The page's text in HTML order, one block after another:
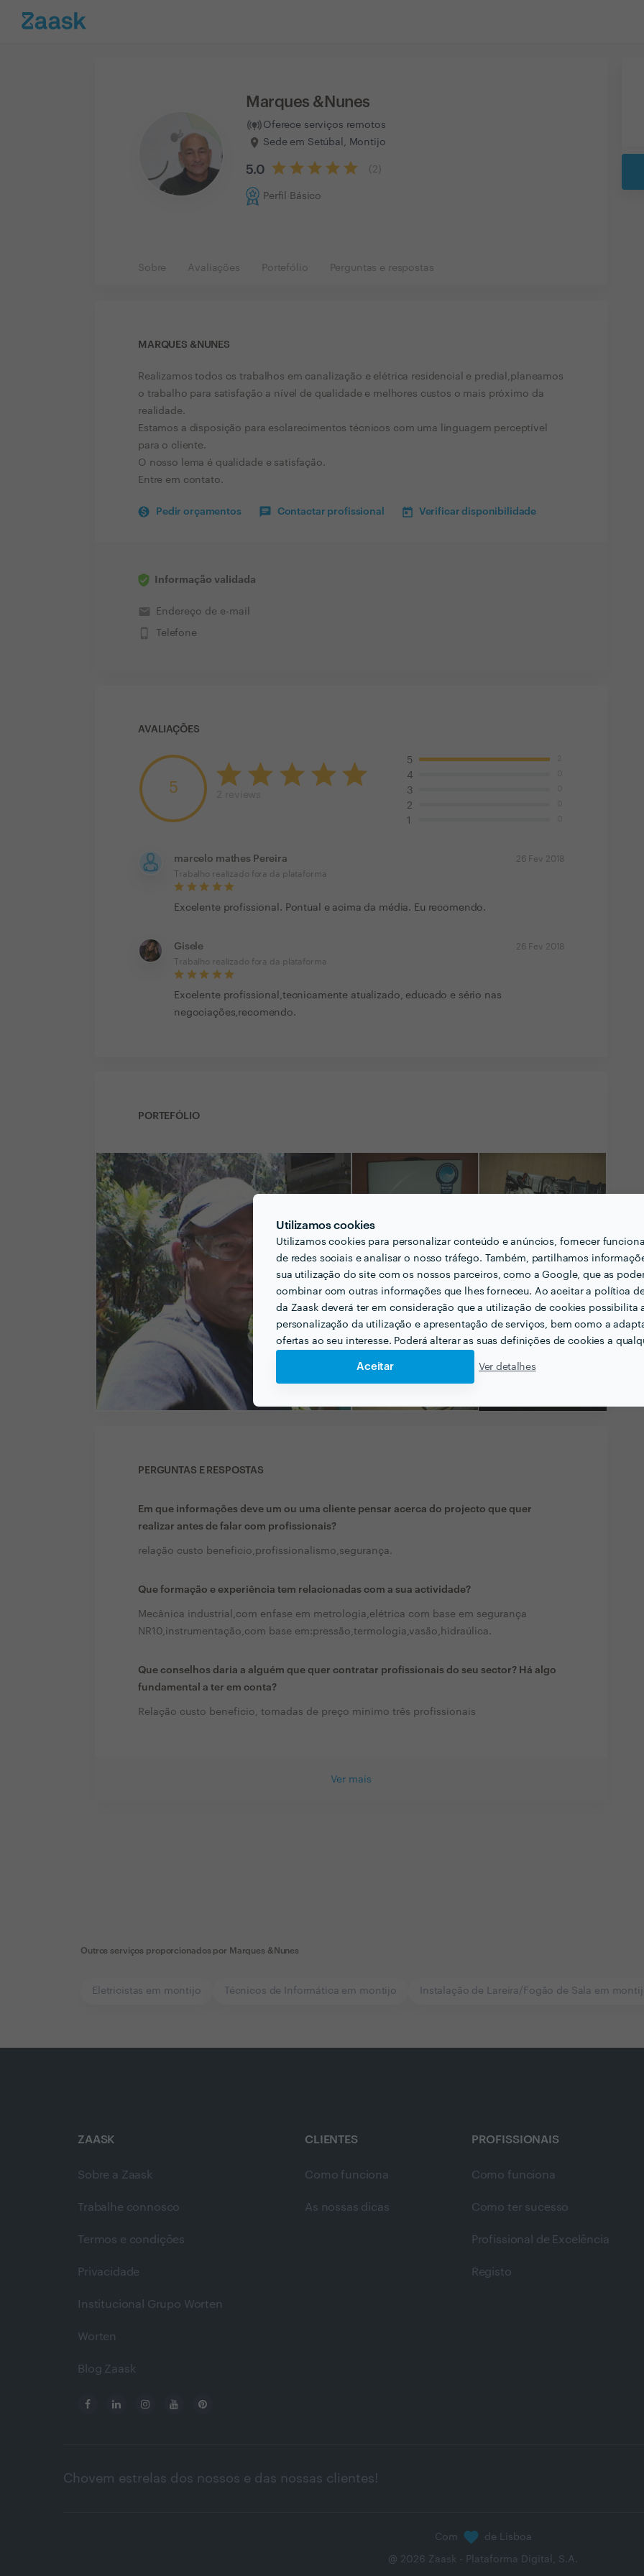
Utilizamos cookies
Utilizamos cookies para personalizar conteúdo e anúncios, fornecer
de redes sociais e analisar o nosso tráfego. Também, partilhamos
sua utilização do site com os nossos parceiros, como a Google, que as
combinar com outras informações que lhes forneceu. Ao aceitar a política
da Zaask deverá ter em consideração que a utilização de cookies possibilita
personalização da utilização e apresentação de serviços, bem como a
ofertas ao seu interesse. Poderá alterar as suas definições de cookies a
Aceitar Ver detalhes
Marques &Nunes
Oferece serviços remotos
Sede em Setúbal, Montijo
5.0 ( 2
Perfil Básico
Sobre Avaliações Portefólio Perguntas e respostas
MARQUES &NUNES
Realizamos todos os trabalhos em canalização e elétrica residencial e predial,planeamos
o trabalho para satisfação a nível de qualidade e melhores custos o mais próximo da
realidade.
Estamos a disposição para esclarecimentos técnicos com uma linguagem perceptível
para o cliente.
O nosso lema é qualidade e satisfação.
Entre em contato.
Pedir orçamentos Contactar profissional Verificar disponibilidade
Informação validada
email Endereço de e-mail
phone_iphone Telefone
AVALIAÇÕES
5
5
4
3
2
1
marcelo mathes Pereira
Trabalho realizado fora da plataforma
26 Fev 2018
Excelente profissional. Pontual e acima da média. Eu recomendo.
Gisele
Trabalho realizado fora da plataforma
26 Fev 2018
Excelente profissional,tecnicamente atualizado, educado e sério nas
negociações,recomendo.
PORTEFÓLIO
Ver todas as
PERGUNTAS E RESPOSTAS
Em que informações deve um ou uma cliente pensar acerca do projecto que quer
realizar antes de falar com profissionais?
relação custo beneficio,profissionalismo,segurança.
Que formação e experiência tem relacionadas com a sua actividade?
Mecânica industrial,com enfase em metrologia,elétrica com base em segurança
NR10,instrumentação,com base em:pressão,termologia,vasão,hidraúlica.
Que conselhos daria a alguém que quer contratar profissionais do seu sector? Há algo
fundamental a ter em conta?
Relação custo beneficio, tomadas de preço minimo três profissionais
Ver mais
Outros serviços proporcionados por Marques &Nunes
Eletricistas em montijo Técnicos de Informática em montijo Instalação de Lareira/Fogão de Sala em
ZAASK
Sobre a Zaask
Trabalhe connosco
Termos e condições
Privacidade
Institucional Grupo Worten
Worten
Blog Zaask
CLIENTES
Como funciona
As nossas dicas
PROFISSIONAIS
Como funciona
Como ter sucesso
Profissional de Excelência
Registo
Chovem estrelas dos nossos e das nossas clientes!
Com de Lisboa
@ 2026 Zaask - Plataforma Digital, S.A.